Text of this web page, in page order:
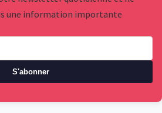
une information importante
S'abonner